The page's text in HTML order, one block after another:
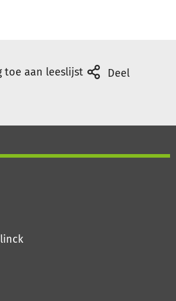
toe aan leeslijst Deel